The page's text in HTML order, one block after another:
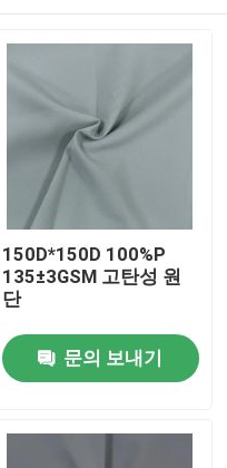
150D*150D 100%P
135±3GSM 고탄성 원
단
문의 보내기